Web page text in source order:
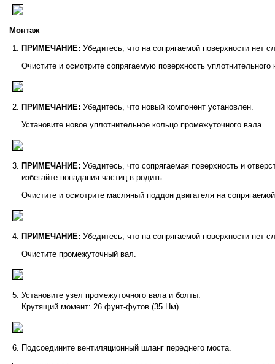
Монтаж
ПРИМЕЧАНИЕ: Убедитесь, что на сопрягаемой поверхности нет
Очистите и осмотрите сопрягаемую поверхность уплотнительного
ПРИМЕЧАНИЕ: Убедитесь, что новый компонент установлен.
Установите новое уплотнительное кольцо промежуточного вала.
ПРИМЕЧАНИЕ: Убедитесь, что сопрягаемая поверхность и
избегайте попадания частиц в родить.
Очистите и осмотрите масляный поддон двигателя на
ПРИМЕЧАНИЕ: Убедитесь, что на сопрягаемой поверхности нет
Очистите промежуточный вал.
Установите узел промежуточного вала и болты.
Крутящий момент: 26 фунт-футов (35 Нм)
Подсоедините вентиляционный шланг переднего моста.